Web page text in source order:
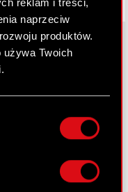
naprzeciw
produktów.
używa Twoich
Twojej
nawet
aktywnie
je zbiory